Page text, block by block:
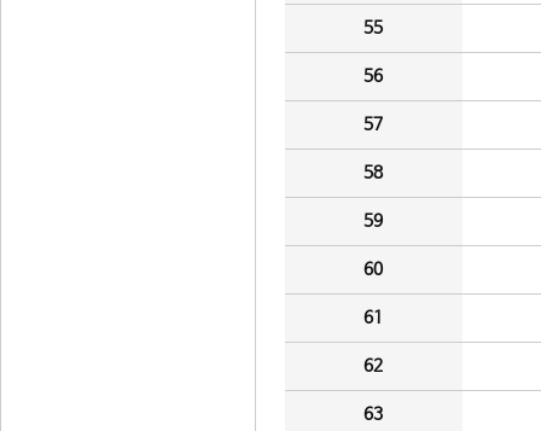
55
56
57
58
59
60
61
62
63